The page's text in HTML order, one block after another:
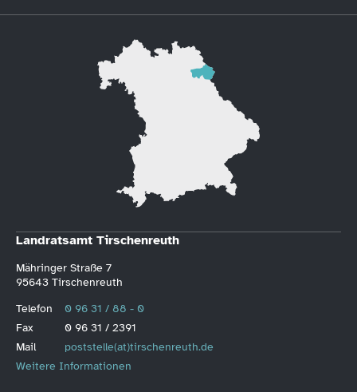
Landratsamt Tirschenreuth
Mähringer Straße 7
95643 Tirschenreuth
Telefon
0 96 31 / 88 - 0
Fax
0 96 31 / 2391
Mail
poststelle(at)tirschenreuth.de
Weitere Informationen